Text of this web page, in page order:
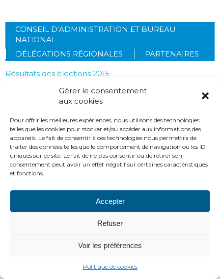
Gérer le consentement
aux cookies
Pour offrir les meilleures expériences, nous utilisons des technologies
telles que les cookies pour stocker et/ou accéder aux informations des
appareils. Le fait de consentir à ces technologies nous permettra de
traiter des données telles que le comportement de navigation ou les ID
uniques sur ce site. Le fait de ne pas consentir ou de retirer son
consentement peut avoir un effet négatif sur certaines caractéristiques
et fonctions.
Accepter
Refuser
Voir les préférences
Politique de cookies
CONSEIL D’ADMINISTRATION ET BUREAU
NATIONAL
DÉLÉGATIONS RÉGIONALES
PARTENAIRES
Résultats des élections 2015
CONTACTS
2016 ADH
http://www.adh-asso.org